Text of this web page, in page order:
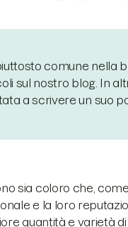
comune nella
sul nostro blog. In
a scrivere un suo
sia coloro che,
e la loro
quantità e varietà